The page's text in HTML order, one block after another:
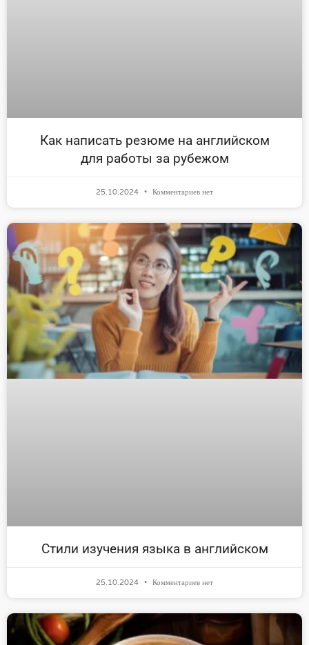
Как написать резюме на английском
для работы за рубежом
25.10.2024 Комментариев нет
Стили изучения языка в английском
25.10.2024 Комментариев нет